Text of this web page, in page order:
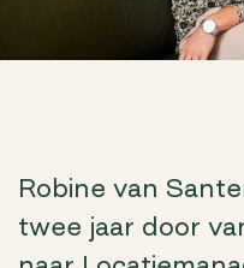
Robine van
twee jaar door